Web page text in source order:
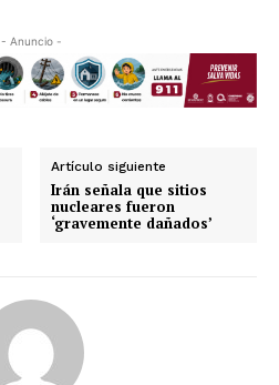
- Anuncio -
Artículo siguiente
Irán señala que sitios
nucleares fueron
‘gravemente dañados’